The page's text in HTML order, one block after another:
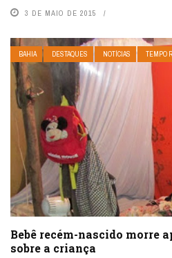
3 DE MAIO DE 2015
BAHIA DESTAQUES NOTÍCIAS TEMPO
Bebê recém-nascido morre
sobre a criança